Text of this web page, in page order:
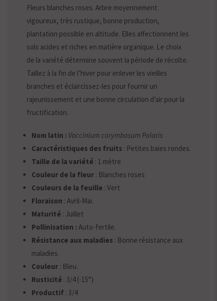
Fleurs blanches roses. Arbre moyennement
vigoureux, très rustique, bonne production,
plantation possible en altitude. Elles affectionnent les
sols acides et riches en matière organique. Le choix
de la variété détermine souvent la période de récolte.
Taillez à la fin de l’hiver pour enlever les vieilles
branches et éclaircissez-les pour fournir un
rajeunissement et une bonne circulation d’air pour la
fructification.
Nom latin : Vaccinium corymbosum Polaris
Caractéristiques des fruits : Petites baies rondes.
Taille de la variété : 1 mètre
Couleur de la fleur : Blanches roses
Couleurs de la feuille : Vert
Floraison : Avril-Mai.
Maturité : Juillet
Pollinisation : Auto-fertile.
Résistance aux maladies : Bonne résistance aux
maladies.
Couleur : Bleu.
Rusticité : 3/4 (-15°)
Productif : 3/4